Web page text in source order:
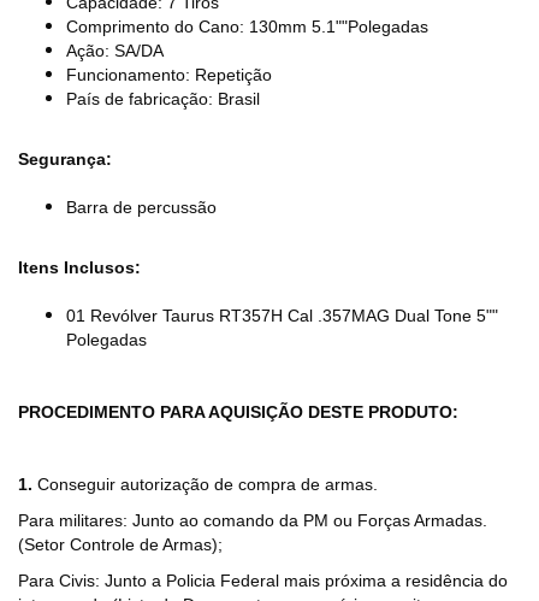
Comprimento do Cano: 130mm 5.1""Polegadas
Ação: SA/DA
Funcionamento: Repetição
País de fabricação: Brasil
Segurança:
Barra de percussão
Itens Inclusos:
01 Revólver Taurus RT357H Cal .357MAG Dual Tone 5""
Polegadas
PROCEDIMENTO PARA AQUISIÇÃO DESTE PRODUTO:
1. Conseguir autorização de compra de armas.
Para militares: Junto ao comando da PM ou Forças Armadas.
(Setor Controle de Armas);
Para Civis: Junto a Policia Federal mais próxima a residência do